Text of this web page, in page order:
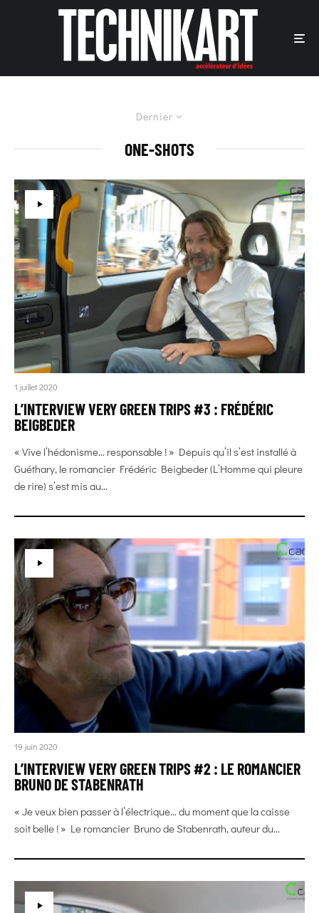
Dernier
ONE-SHOTS
1 juillet 2020
L’INTERVIEW VERY GREEN TRIPS #3 : FRÉDÉRIC
BEIGBEDER
« Vive l’hédonisme… responsable ! » Depuis qu’il s’est installé à
Guéthary, le romancier Frédéric Beigbeder (L’Homme qui pleure
de rire) s’est mis au...
19 juin 2020
L’INTERVIEW VERY GREEN TRIPS #2 : LE ROMANCIER
BRUNO DE STABENRATH
« Je veux bien passer à l’électrique… du moment que la caisse
soit belle ! » Le romancier Bruno de Stabenrath, auteur du...